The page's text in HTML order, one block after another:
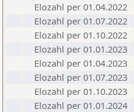
Elozahl per 01.04.2022
Elozahl per 01.07.2022
Elozahl per 01.10.2022
Elozahl per 01.01.2023
Elozahl per 01.04.2023
Elozahl per 01.07.2023
Elozahl per 01.10.2023
Elozahl per 01.01.2024